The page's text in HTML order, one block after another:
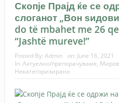
Скопје Прајд ќе се
слоганот „Вон
do të mbahet me 26
“Jashtë mureve!”
Posted By: Admin on: June 16, 2021
In: Актуелно/препорачуваме,
Некатегоризирано